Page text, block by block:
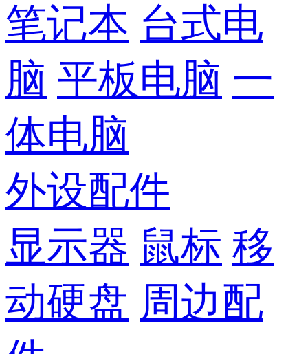
笔记本 台式电
脑 平板电脑 一
体电脑
外设配件
显示器 鼠标 移
动硬盘 周边配